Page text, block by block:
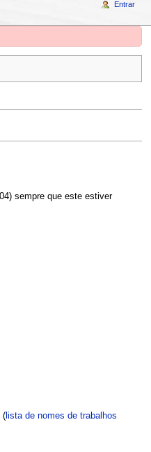
sempre que este estiver
( lista de nomes de trabalhos
Entrar